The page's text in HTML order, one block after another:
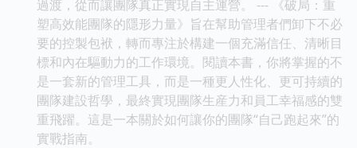
過渡，從而讓團隊真正實現自主運營。 --- 《破局：重
塑高效能團隊的隱形力量》旨在幫助管理者們卸下不必
要的控製包袱，轉而專注於構建一個充滿信任、清晰目
標和內在驅動力的工作環境。閱讀本書，你將掌握的不
是一套新的管理工具，而是一種更人性化、更可持續的
團隊建設哲學，最終實現團隊生産力和員工幸福感的雙
重飛躍。這是一本關於如何讓你的團隊“自己跑起來”的
實戰指南。